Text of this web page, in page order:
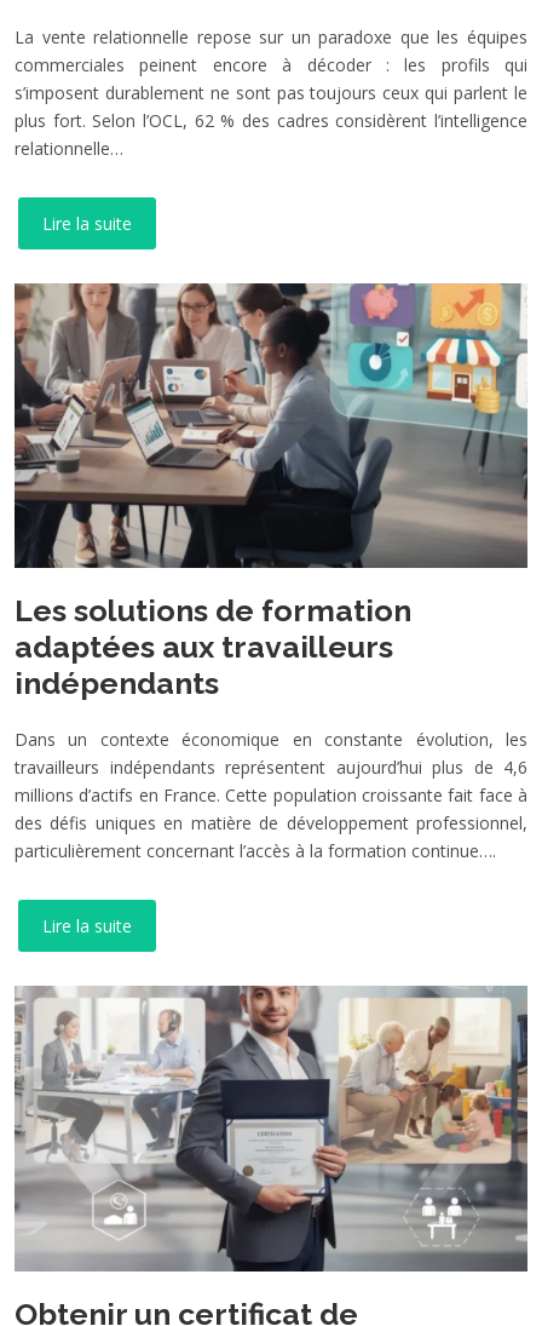
La vente relationnelle repose sur un paradoxe que les équipes
commerciales peinent encore à décoder : les profils qui
s’imposent durablement ne sont pas toujours ceux qui parlent le
plus fort. Selon l’OCL, 62 % des cadres considèrent l’intelligence
relationnelle…
Lire la suite
Les solutions de formation
adaptées aux travailleurs
indépendants
Dans un contexte économique en constante évolution, les
travailleurs indépendants représentent aujourd’hui plus de 4,6
millions d’actifs en France. Cette population croissante fait face à
des défis uniques en matière de développement professionnel,
particulièrement concernant l’accès à la formation continue….
Lire la suite
Obtenir un certificat de